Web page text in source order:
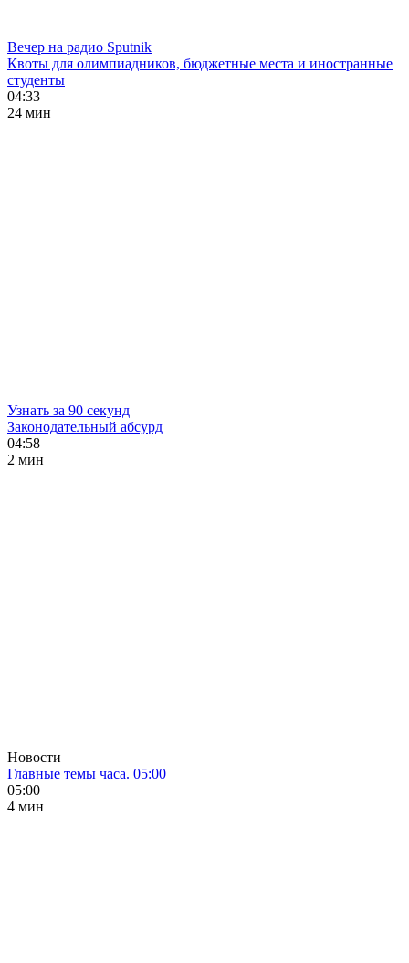
Вечер на радио Sputnik
Квоты для олимпиадников, бюджетные места и иностранные
студенты
04:33
24 мин
Узнать за 90 секунд
Законодательный абсурд
04:58
2 мин
Новости
Главные темы часа. 05:00
05:00
4 мин